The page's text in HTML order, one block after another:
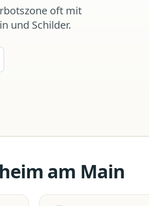
oft mit
und Schilder.
am Main